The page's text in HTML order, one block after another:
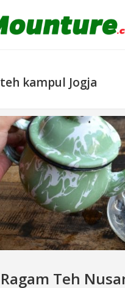
teh kampul Jogja
Ragam Teh